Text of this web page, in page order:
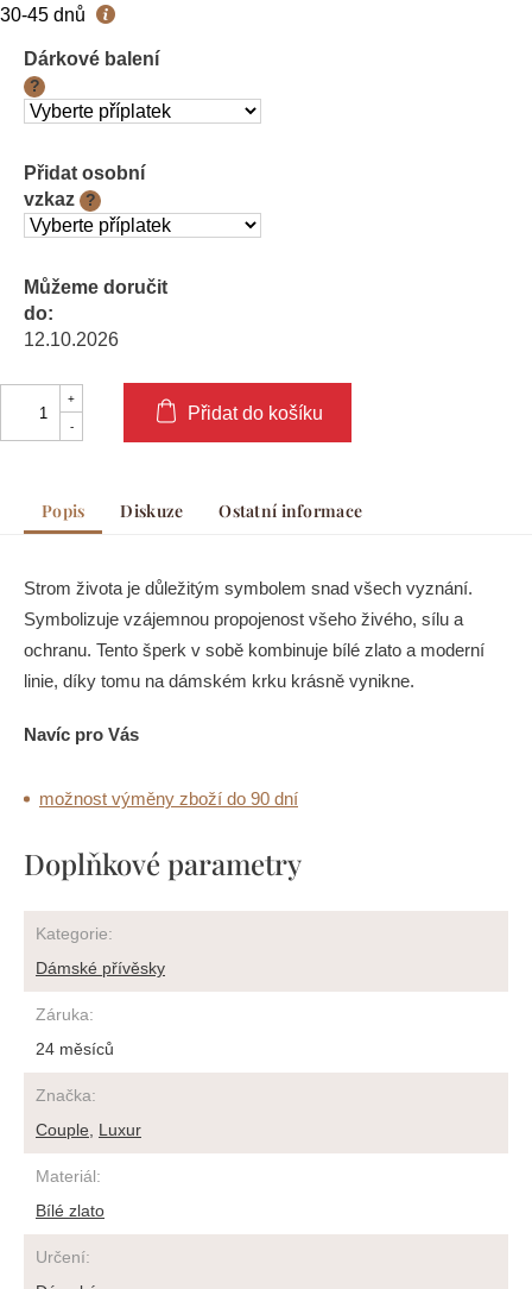
Měrná
30-45 dnů
Dárkové balení
?
Přidat osobní
vzkaz
?
Můžeme doručit
do:
12.10.2026
Přidat do košíku
Popis Diskuze Ostatní informace
Strom života je důležitým symbolem snad všech vyznání.
Symbolizuje vzájemnou propojenost všeho živého, sílu a
ochranu. Tento šperk v sobě kombinuje bílé zlato a moderní
linie, díky tomu na dámském krku krásně vynikne.
Navíc pro Vás
možnost výměny zboží do 90 dní
Doplňkové parametry
Kategorie:
Dámské přívěsky
Záruka:
24 měsíců
Značka:
Couple
Luxur
Materiál:
Bílé zlato
Určení: